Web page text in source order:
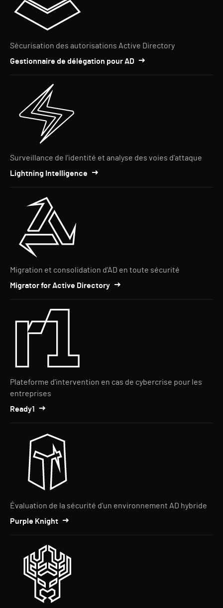
Sécurisation des autorisations Active Directory
Gestionnaire de délégation pour AD
Surveillance de l'identité et analyse des voies d'attaque
Lightning Intelligence
Migration et consolidation d'AD en toute sécurité
Migrator for Active Directory
Plateforme d'intervention en cas de cybercrise pour les
entreprises
Ready1
Évaluation de la sécurité d'un environnement AD hybride
Purple Knight